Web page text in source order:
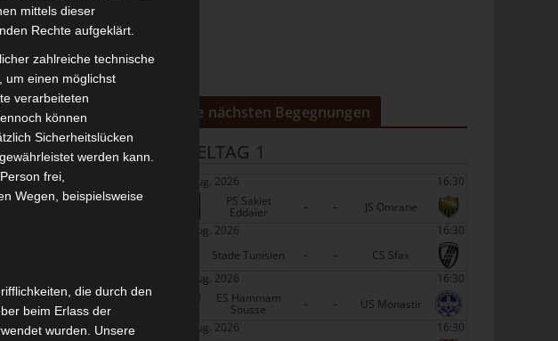
Die nächsten Begegnungen
SPIELTAG 1
22 Aug. 2026
16:30
PS Sakiet
Eddaïer - -
JS Omrane
22 Aug. 2026
16:30
Stade Tunisien
- -
CS Sfax
22 Aug. 2026
16:30
ES Hammam
Sousse - -
US Monastir
22 Aug. 2026
16:30
mittels dieser
Rechte aufgeklärt.
zahlreiche technische
um einen möglichst
verarbeiteten
können
Sicherheitslücken
werden kann.
frei,
Wegen, beispielsweise
die durch den
beim Erlass der
wurden. Unsere